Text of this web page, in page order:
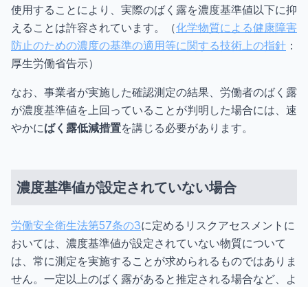
使用することにより、実際のばく露を濃度基準値以下に抑
えることは許容されています。（化学物質による健康障害
防止のための濃度の基準の適用等に関する技術上の指針 ：
厚生労働省告示）
なお、事業者が実施した確認測定の結果、労働者のばく露
が濃度基準値を上回っていることが判明した場合には、速
やかにばく露低減措置を講じる必要があります。
濃度基準値が設定されていない場合
労働安全衛生法第57条の3に定めるリスクアセスメントに
おいては、濃度基準値が設定されていない物質について
は、常に測定を実施することが求められるものではありま
せん。一定以上のばく露があると推定される場合など、よ